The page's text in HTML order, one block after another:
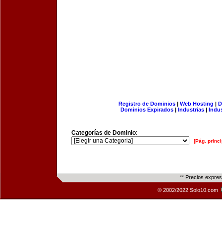
Registro de Dominios| Web Hosting |
Dominios Expirados | Industrias |
Categorías de Dominio:
[Pág.
** Precios
© 2002/2022 Solo10.com